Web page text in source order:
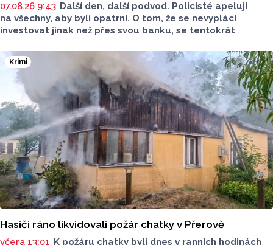
07.08.26 9:43 Další den, další podvod. Policisté apelují
na všechny, aby byli opatrní. O tom, že se nevyplácí
investovat jinak než přes svou banku, se tentokrát
miliony. Policisté radí, abyste si nabídky investic pečlivě
zkontrolovali.
Krimi
Hasiči ráno likvidovali požár chatky v Přerově
včera 13:01 K požáru chatky byli dnes v ranních hodinách